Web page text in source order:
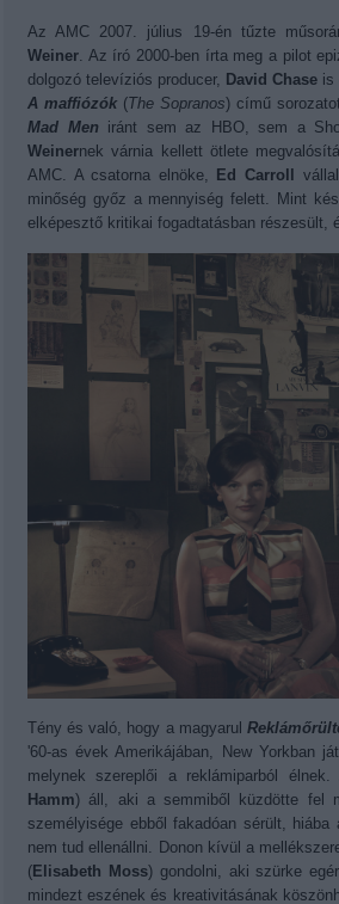
Az AMC 2007. július 19-én tűzte
Weiner. Az író 2000-ben írta meg a pilot
dolgozó televíziós producer, David Chase is
A maffiózók (The Sopranos) című
Mad Men iránt sem az HBO, sem a
Weinernek várnia kellett ötlete
AMC. A csatorna elnöke,
Ed Carroll
minőség győz a mennyiség felett. Mint
elképesztő kritikai fogadtatásban részesült,
Tény és való, hogy a magyarul
'60-as évek Amerikájában, New Yorkban
melynek szereplői a reklámiparból
Hamm) áll, aki a semmiből küzdötte fel
személyisége ebből fakadóan sérült,
nem tud ellenállni. Donon kívül a
( Elisabeth Moss) gondolni, aki szürke
mindezt eszének és kreativitásának